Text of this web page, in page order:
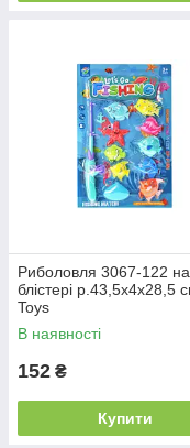
Риболовля 3067-122 на
блістері р.43,5x4x28,5
Toys
В наявності
152 ₴
Купити